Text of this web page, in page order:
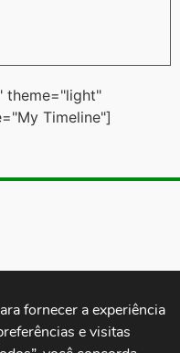
theme="light"
Timeline"]
fornecer a experiência
e visitas